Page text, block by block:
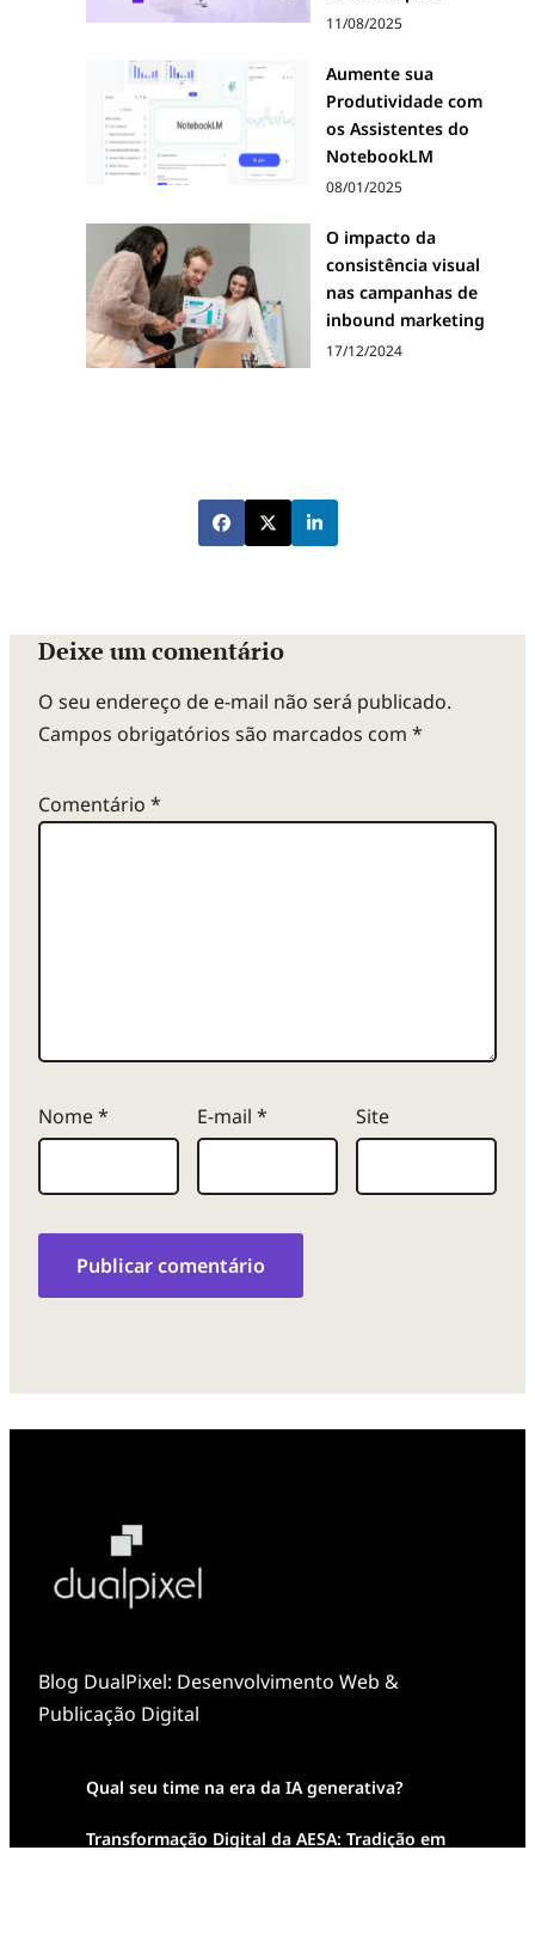
11/08/2025
Aumente sua
Produtividade com
os Assistentes do
NotebookLM
08/01/2025
O impacto da
consistência visual
nas campanhas de
inbound marketing
17/12/2024
Deixe um comentário
O seu endereço de e-mail não será publicado.
Campos obrigatórios são marcados com *
Comentário *
Nome* E-mail * Site
Blog DualPixel: Desenvolvimento Web &
Publicação Digital
Qual seu time na era da IA generativa?
Transformação Digital da AESA: Tradição em